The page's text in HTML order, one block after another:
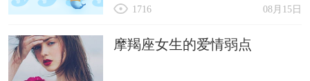
08月15日
1716
摩羯座女生的爱情弱点